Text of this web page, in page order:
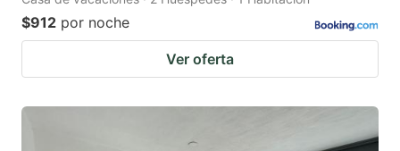
$912 por noche
Ver oferta